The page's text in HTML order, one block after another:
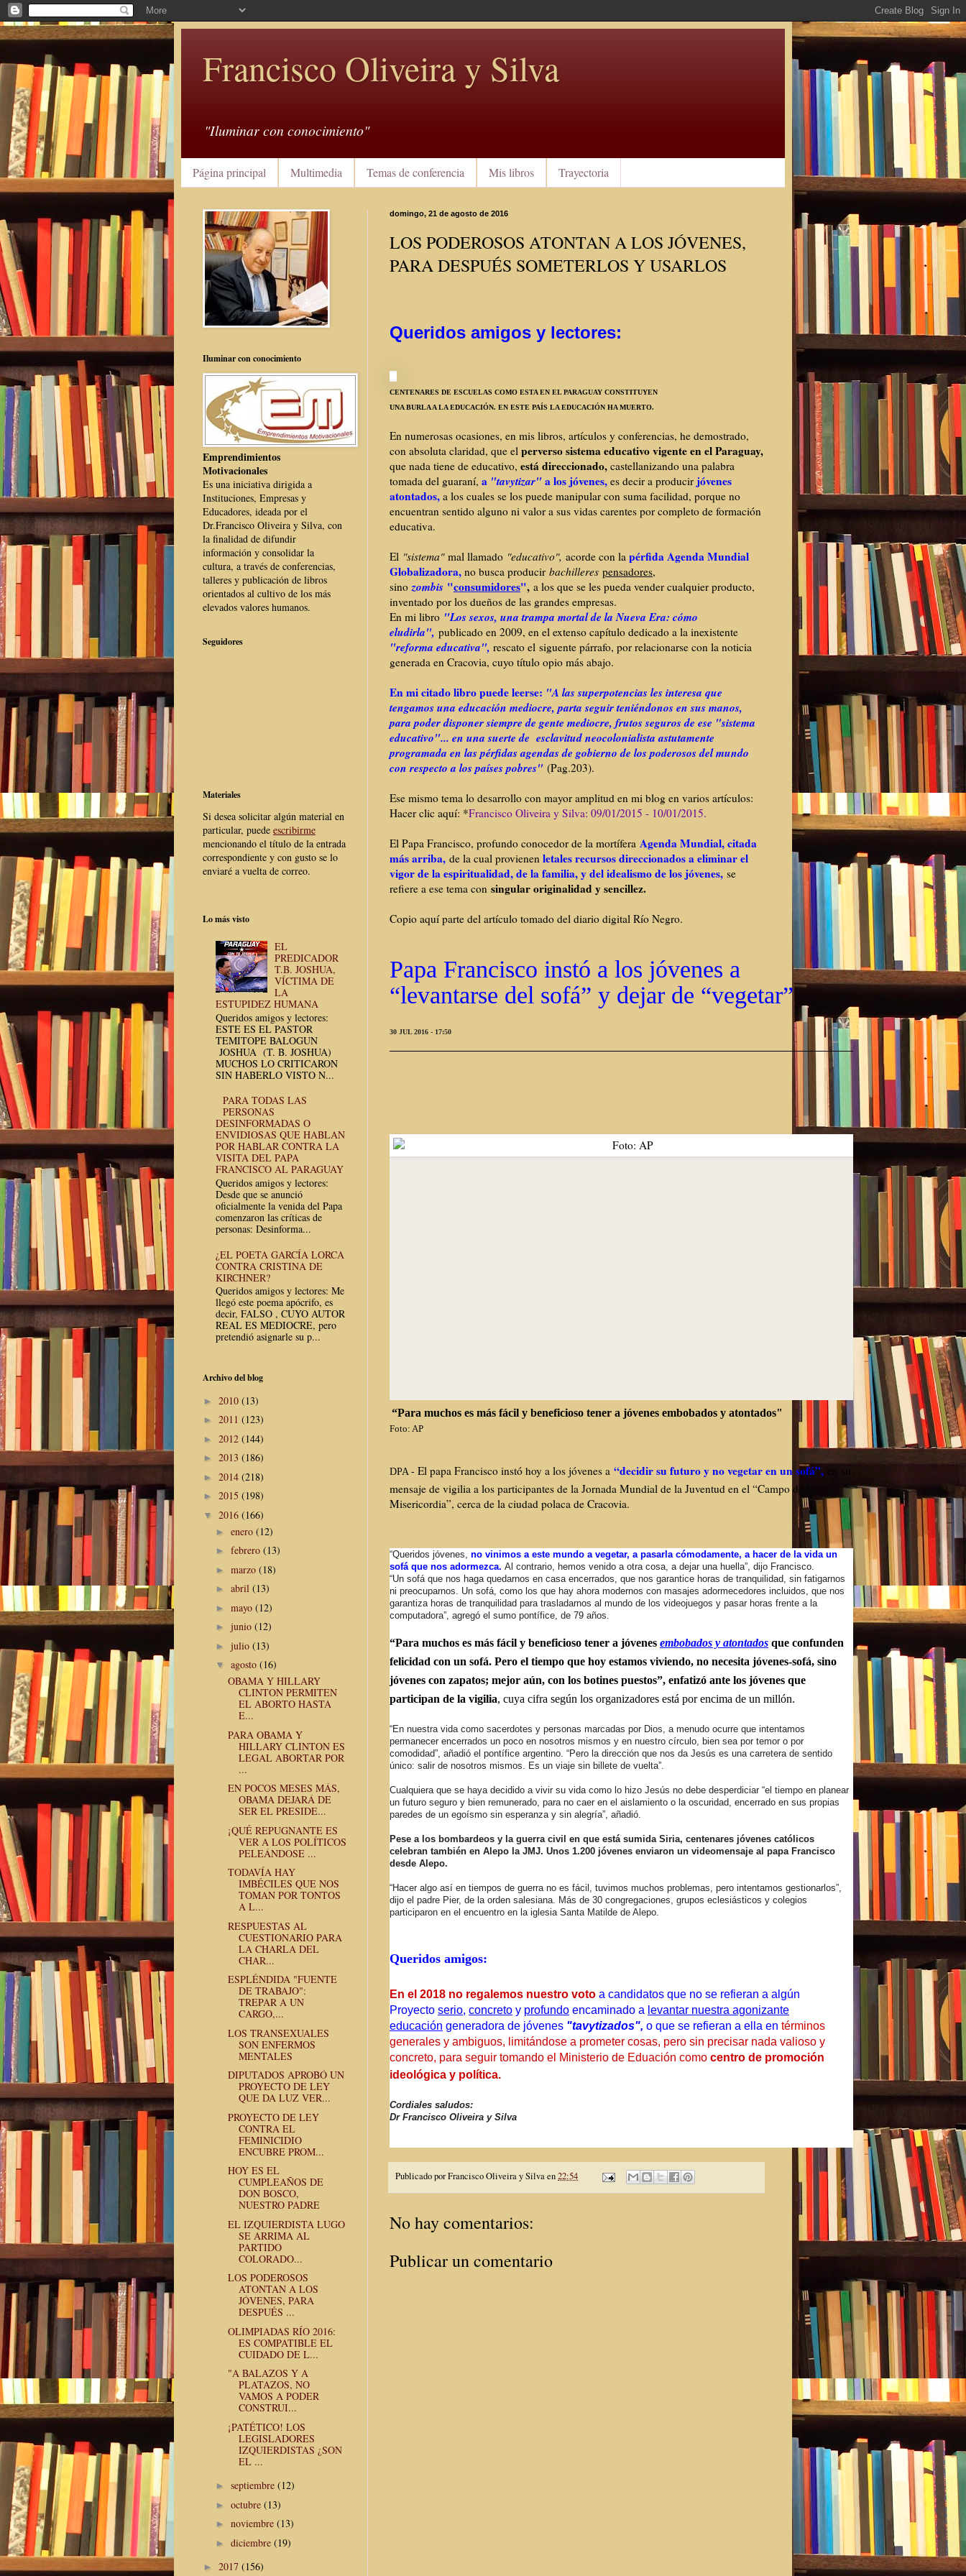
Francisco Oliveira y Silva
"Iluminar con conocimiento"
Página principal Multimedia Temas de conferencia Mis libros Trayectoria
domingo, 21 de agosto de 2016
LOS PODEROSOS ATONTAN A LOS JÓVENES,
PARA DESPUÉS SOMETERLOS Y USARLOS
Queridos amigos y lectores:
CENTENARES DE ESCUELAS COMO ESTA EN EL PARAGUAY CONSTITUYEN
UNA BURLA A LA EDUCACIÓN. EN ESTE PAÍS LA EDUCACIÓN HA MUERTO.
En numerosas ocasiones, en mis libros, artículos y conferencias, he demostrado,
con absoluta claridad, que el perverso sistema educativo vigente en el Paraguay,
que nada tiene de educativo, está direccionado, castellanizando una palabra
tomada del guaraní, a "tavytizar"a los jóvenes, es decir a producir jóvenes
atontados, a los cuales se los puede manipular con suma facilidad, porque no
encuentran sentido alguno ni valor a sus vidas carentes por completo de formación
educativa.
El "sistema" mal llamado "educativo", acorde con la pérfida Agenda Mundial
Globalizadora, no busca producir bachilleres pensadores,
sino zombis "consumidores", a los que se les pueda vender cualquier producto,
inventado por los dueños de las grandes empresas.
En mi libro "Los sexos, una trampa mortal de la Nueva Era: cómo
eludirla", publicado en 2009, en el extenso capítulo dedicado a la inexistente
"reforma educativa", rescato el siguente párrafo, por relacionarse con la noticia
generada en Cracovia, cuyo título opio más abajo.
En mi citado libro puede leerse: "A las superpotencias les interesa que
tengamos una educación mediocre, parta seguir teniéndonos en sus manos,
para poder disponer siempre de gente mediocre, frutos seguros de ese "sistema
educativo"... en una suerte de esclavitud neocolonialista astutamente
programada en las pérfidas agendas de gobierno de los poderosos del mundo
con respecto a los países pobres" (Pag.203).
Ese mismo tema lo desarrollo con mayor amplitud en mi blog en varios artículos:
Hacer clic aquí: *Francisco Oliveira y Silva: 09/01/2015 - 10/01/2015.
El Papa Francisco, profundo conocedor de la mortífera Agenda Mundial, citada
más arriba, de la cual provienen letales recursos direccionados a eliminar el
vigor de la espiritualidad, de la familia, y del idealismo de los jóvenes, se
refiere a ese tema con singular originalidad y sencillez.
Copio aquí parte del artículo tomado del diario digital Río Negro.
Papa Francisco instó a los jóvenes a
“levantarse del sofá” y dejar de “vegetar”
30 JUL 2016 - 17:50
“Para muchos es más fácil y beneficioso tener a jóvenes embobados y atontados"
Foto: AP
DPA - El papa Francisco instó hoy a los jóvenes a “decidir su futuro y no vegetar en un sofá”, en su
mensaje de vigilia a los participantes de la Jornada Mundial de la Juventud en el “Campo de la
Misericordia”, cerca de la ciudad polaca de Cracovia.
“Queridos jóvenes, no vinimos a este mundo a vegetar, a pasarla cómodamente, a hacer de la vida un
sofá que nos adormezca. Al contrario, hemos venido a otra cosa, a dejar una huella”, dijo Francisco.
“Un sofá que nos haga quedarnos en casa encerrados, que nos garantice horas de tranquilidad, sin fatigarnos
ni preocuparnos. Un sofá, como los que hay ahora modernos con masajes adormecedores incluidos, que nos
garantiza horas de tranquilidad para trasladarnos al mundo de los videojuegos y pasar horas frente a la
computadora”, agregó el sumo pontífice, de 79 años.
“Para muchos es más fácil y beneficioso tener a jóvenes embobados y atontados que confunden
felicidad con un sofá. Pero el tiempo que hoy estamos viviendo, no necesita jóvenes-sofá, sino
jóvenes con zapatos; mejor aún, con los botines puestos”, enfatizó ante los jóvenes que
participan de la vigilia, cuya cifra según los organizadores está por encima de un millón.
“En nuestra vida como sacerdotes y personas marcadas por Dios, a menudo ocurre que intentamos
permanecer encerrados un poco en nosotros mismos y en nuestro círculo, bien sea por temor o por
comodidad”, añadió el pontífice argentino. “Pero la dirección que nos da Jesús es una carretera de sentido
único: salir de nosotros mismos. Es un viaje sin billete de vuelta”.
Cualquiera que se haya decidido a vivir su vida como lo hizo Jesús no debe desperdiciar “el tiempo en planear
un futuro seguro y bien remunerado, para no caer en el aislamiento o la oscuridad, encerrado en sus propias
paredes de un egoísmo sin esperanza y sin alegría”, añadió.
Pese a los bombardeos y la guerra civil en que está sumida Siria, centenares jóvenes católicos
celebran también en Alepo la JMJ. Unos 1.200 jóvenes enviaron un videomensaje al papa Francisco
desde Alepo.
“Hacer algo así en tiempos de guerra no es fácil, tuvimos muchos problemas, pero intentamos gestionarlos”,
dijo el padre Pier, de la orden salesiana. Más de 30 congregaciones, grupos eclesiásticos y colegios
participaron en el encuentro en la iglesia Santa Matilde de Alepo.
Queridos amigos:
En el 2018 no regalemos nuestro voto a candidatos que no se refieran a algún
Proyecto serio, concreto y profundo encaminado a levantar nuestra agonizante
educación generadora de jóvenes "tavytizados", o que se refieran a ella en términos
generales y ambiguos, limitándose a prometer cosas, pero sin precisar nada valioso y
concreto, para seguir tomando el Ministerio de Eduación como centro de promoción
ideológica y política.
Cordiales saludos:
Dr Francisco Oliveira y Silva
Publicado porFrancisco Oliveira y Silvaen22:54
No hay comentarios:
Publicar un comentario
Iluminar con conocimiento
Emprendimientos
Motivacionales
Es una iniciativa dirigida a
Instituciones, Empresas y
Educadores, ideada por el
Dr.Francisco Oliveira y Silva, con
la finalidad de difundir
información y consolidar la
cultura, a través de conferencias,
talleres y publicación de libros
orientados al cultivo de los más
elevados valores humanos.
Seguidores
Materiales
Si desea solicitar algún material en
particular, puede escribirme
mencionando el título de la entrada
correspondiente y con gusto se lo
enviaré a vuelta de correo.
Lo más visto
EL
PREDICADOR
T.B. JOSHUA,
VÍCTIMA DE
LA
ESTUPIDEZ HUMANA
Queridos amigos y lectores:
ESTE ES EL PASTOR
TEMITOPE BALOGUN
JOSHUA (T. B. JOSHUA)
MUCHOS LO CRITICARON
SIN HABERLO VISTO N...
PARA TODAS LAS
PERSONAS
DESINFORMADAS O
ENVIDIOSAS QUE HABLAN
POR HABLAR CONTRA LA
VISITA DEL PAPA
FRANCISCO AL PARAGUAY
Queridos amigos y lectores:
Desde que se anunció
oficialmente la venida del Papa
comenzaron las críticas de
personas: Desinforma...
¿EL POETA GARCÍA LORCA
CONTRA CRISTINA DE
KIRCHNER?
Queridos amigos y lectores: Me
llegó este poema apócrifo, es
decir, FALSO , CUYO AUTOR
REAL ES MEDIOCRE, pero
pretendió asignarle su p...
Archivo del blog
► 2010 (13)
► 2011 (123)
► 2012 (144)
► 2013 (186)
► 2014 (218)
► 2015 (198)
▼ 2016 (166)
► enero (12)
► febrero (13)
► marzo (18)
► abril (13)
► mayo (12)
► junio (12)
► julio (13)
▼ agosto (16)
OBAMA Y HILLARY
CLINTON PERMITEN
EL ABORTO HASTA
E...
PARA OBAMA Y
HILLARY CLINTON ES
LEGAL ABORTAR POR
...
EN POCOS MESES MÁS,
OBAMA DEJARÁ DE
SER EL PRESIDE...
¡QUÉ REPUGNANTE ES
VER A LOS POLÍTICOS
PELEÁNDOSE ...
TODAVÍA HAY
IMBÉCILES QUE NOS
TOMAN POR TONTOS
A L...
RESPUESTAS AL
CUESTIONARIO PARA
LA CHARLA DEL
CHAR...
ESPLÉNDIDA "FUENTE
DE TRABAJO":
TREPAR A UN
CARGO,...
LOS TRANSEXUALES
SON ENFERMOS
MENTALES
DIPUTADOS APROBÓ UN
PROYECTO DE LEY
QUE DA LUZ VER...
PROYECTO DE LEY
CONTRA EL
FEMINICIDIO
ENCUBRE PROM...
HOY ES EL
CUMPLEAÑOS DE
DON BOSCO,
NUESTRO PADRE
EL IZQUIERDISTA LUGO
SE ARRIMA AL
PARTIDO
COLORADO...
LOS PODEROSOS
ATONTAN A LOS
JÓVENES, PARA
DESPUÉS ...
OLIMPIADAS RÍO 2016:
ES COMPATIBLE EL
CUIDADO DE L...
"A BALAZOS Y A
PLATAZOS, NO
VAMOS A PODER
CONSTRUI...
¡PATÉTICO! LOS
LEGISLADORES
IZQUIERDISTAS ¿SON
EL ...
► septiembre (12)
► octubre (13)
► noviembre (13)
► diciembre (19)
► 2017 (156)